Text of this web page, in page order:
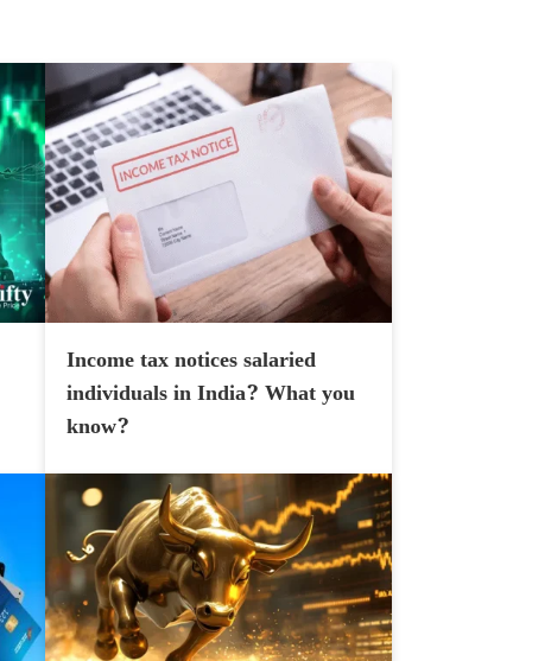
Income tax notices salaried
individuals in India? What you
know?